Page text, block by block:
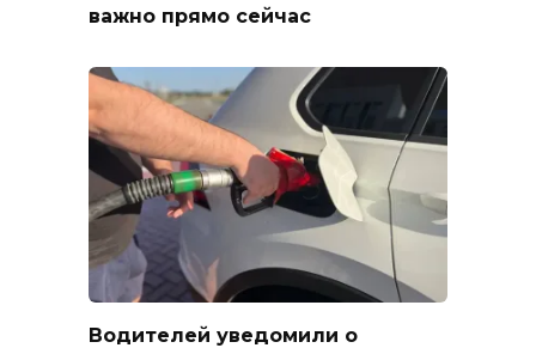
важно прямо сейчас
Водителей уведомили о